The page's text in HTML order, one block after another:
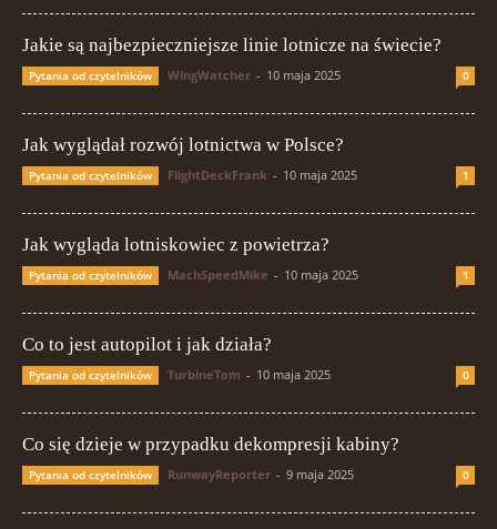
Jakie są najbezpieczniejsze linie lotnicze na świecie?
Pytania od czytelników WingWatcher - 10 maja 2025 0
Jak wyglądał rozwój lotnictwa w Polsce?
Pytania od czytelników FlightDeckFrank - 10 maja 2025 1
Jak wygląda lotniskowiec z powietrza?
Pytania od czytelników MachSpeedMike - 10 maja 2025 1
Co to jest autopilot i jak działa?
Pytania od czytelników TurbineTom - 10 maja 2025 0
Co się dzieje w przypadku dekompresji kabiny?
Pytania od czytelników RunwayReporter - 9 maja 2025 0